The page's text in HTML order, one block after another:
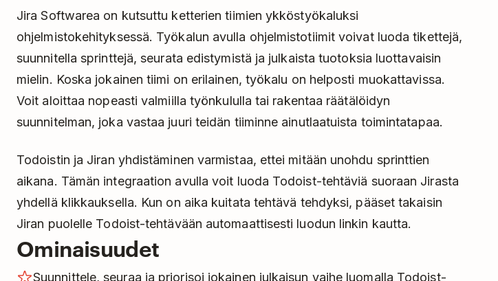
Jira Softwarea on kutsuttu ketterien tiimien ykköstyökaluksi
ohjelmistokehityksessä. Työkalun avulla ohjelmistotiimit voivat luoda tikettejä,
suunnitella sprinttejä, seurata edistymistä ja julkaista tuotoksia luottavaisin
mielin. Koska jokainen tiimi on erilainen, työkalu on helposti muokattavissa.
Voit aloittaa nopeasti valmiilla työnkululla tai rakentaa räätälöidyn
suunnitelman, joka vastaa juuri teidän tiiminne ainutlaatuista toimintatapaa.
Todoistin ja Jiran yhdistäminen varmistaa, ettei mitään unohdu sprinttien
aikana. Tämän integraation avulla voit luoda Todoist-tehtäviä suoraan Jirasta
yhdellä klikkauksella. Kun on aika kuitata tehtävä tehdyksi, pääset takaisin
Jiran puolelle Todoist-tehtävään automaattisesti luodun linkin kautta.
Ominaisuudet
Suunnittele, seuraa ja priorisoi jokainen julkaisun vaihe luomalla Todoist-